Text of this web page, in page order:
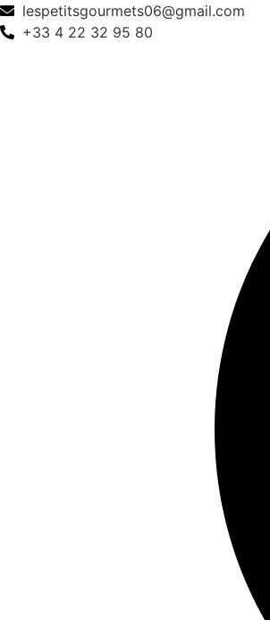
Aller
au
lespetitsgourmets06@gmail.com
+33 4 22 32 95 80